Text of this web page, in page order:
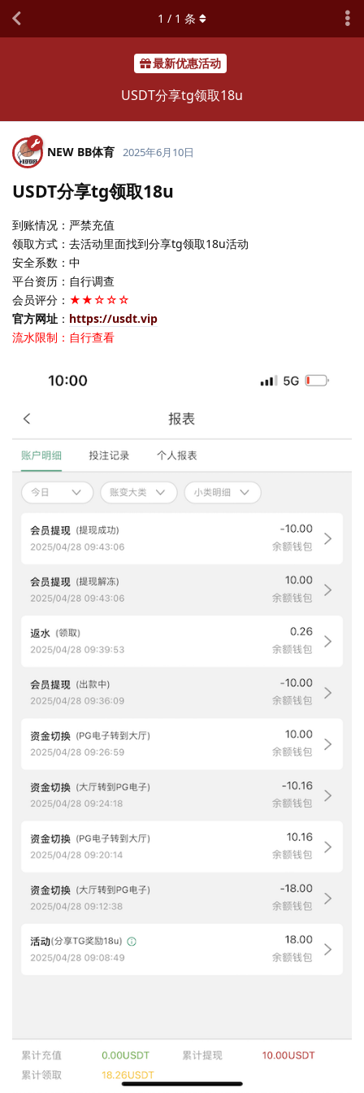
最新优惠活动
USDT分享tg领取18u
1 / 1 条
NEW BB体育 2025年6月10日
USDT分享tg领取18u
到账情况：严禁充值
领取方式：去活动里面找到分享tg领取18u活动
安全系数：中
平台资历：自行调查
会员评分： ★★☆☆☆
官方网址 ： https://usdt.vip
流水限制：自行查看